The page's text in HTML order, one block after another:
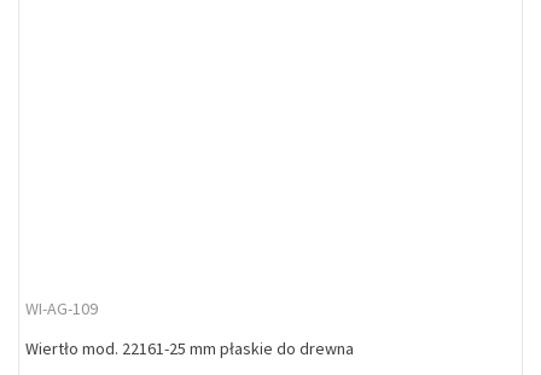
WI-AG-109
Wiertło mod. 22161-25 mm płaskie do drewna